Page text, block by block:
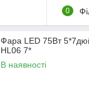
0
Фара LED 75Вт
HL06 7*
В наявності